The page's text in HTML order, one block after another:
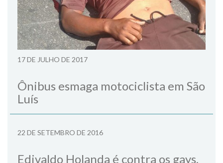
17 DE JULHO DE 2017
Ônibus esmaga motociclista em São
Luís
22 DE SETEMBRO DE 2016
Edivaldo Holanda é contra os gays,